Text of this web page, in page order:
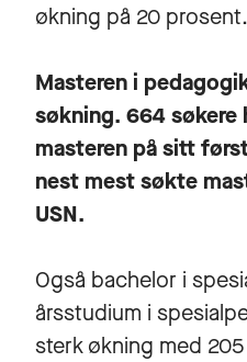
økning på 20 prosent.
Masteren i
søkning. 664 søkere
masteren på sitt
nest mest søkte
USN.
Også bachelor i
årsstudium i
sterk økning med